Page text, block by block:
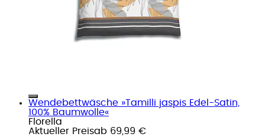
Wendebettwäsche »Tamilli jaspis Edel-Satin,
100% Baumwolle«
Florella
Aktueller Preisab 69,99 €